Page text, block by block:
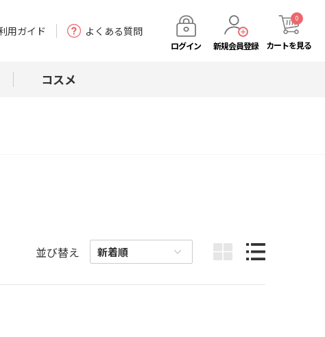
用ガイド よくある質問
ログイン 新規会員登録 カートを見る
0
コスメ
並び替え